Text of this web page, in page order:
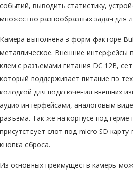
событий, выводить статистику,
множество разнообразных задач
Камера выполнена в форм-факторе
металлическое. Внешние интерфейсы
клем с разъемами питания DC 12В,
который поддерживает питание по
колодкой для подключения внешних
аудио интерфейсами, аналоговым
разъема. Так же на корпусе под
присутствует слот под micro SD
кнопка сброса.
Из основных преимуществ камеры